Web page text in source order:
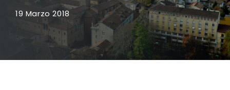
19 Marzo 2018